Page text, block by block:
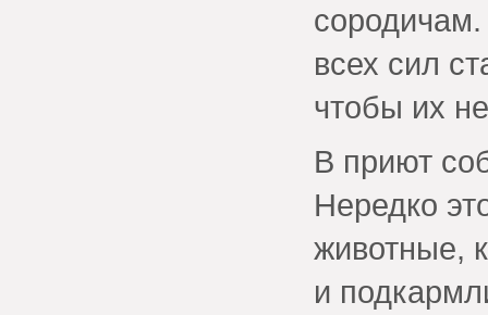
всех сил
чтобы их
В приют
Нередко
животные,
и